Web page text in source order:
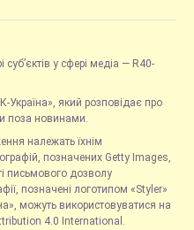
суб’єктів у сфері медіа — R40-
який розповідає про
поза новинами.
належать їхнім
позначених Getty Images,
письмового дозволу
позначені логотипом «Styler»
можуть використовуватися на
4.0 International.